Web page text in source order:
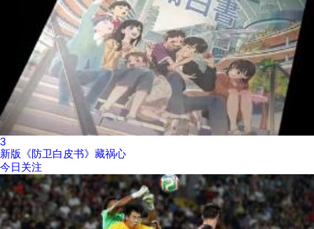
3
新版《防卫白皮书》藏祸心
今日关注